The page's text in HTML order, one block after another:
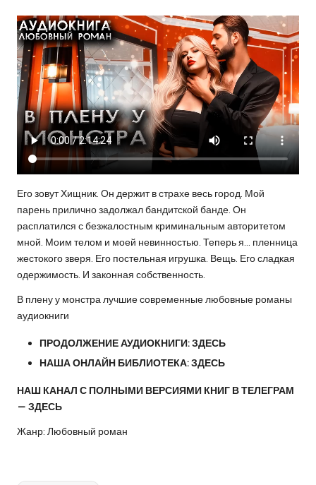
Его зовут Хищник. Он держит в страхе весь город. Мой
парень прилично задолжал бандитской банде. Он
расплатился с безжалостным криминальным авторитетом
мной. Моим телом и моей невинностью. Теперь я… пленница
жестокого зверя. Его постельная игрушка. Вещь. Его сладкая
одержимость. И законная собственность.
В плену у монстра лучшие современные любовные романы
аудиокниги
ПРОДОЛЖЕНИЕ АУДИОКНИГИ:ЗДЕСЬ
НАША ОНЛАЙН БИБЛИОТЕКА:ЗДЕСЬ
НАШ КАНАЛ С ПОЛНЫМИ ВЕРСИЯМИ КНИГ В ТЕЛЕГРАМ
— ЗДЕСЬ
Жанр: Любовный роман